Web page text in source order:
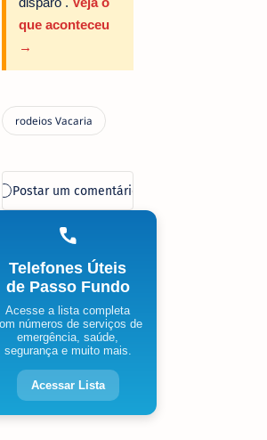
que aconteceu
→
Telefones Úteis
de Passo Fundo
Acesse a lista completa
números de serviços de
emergência, saúde,
segurança e muito mais.
Acessar Lista